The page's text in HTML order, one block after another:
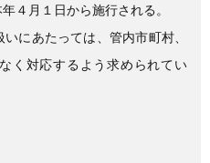
４月１日から施行される。
にあたっては、管内市町村、
く対応するよう求められてい